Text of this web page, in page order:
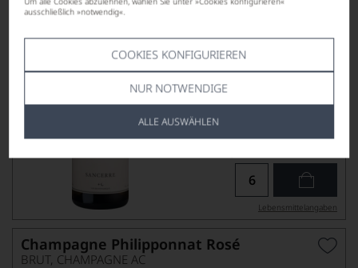
ausschließlich »notwendig«.
COOKIES KONFIGURIEREN
NUR NOTWENDIGE
ALLE AUSWÄHLEN
€26,90
Lebensmittel­angaben
Champagne Philipponnat Rosé
BRUT, CHAMPAGNE AC